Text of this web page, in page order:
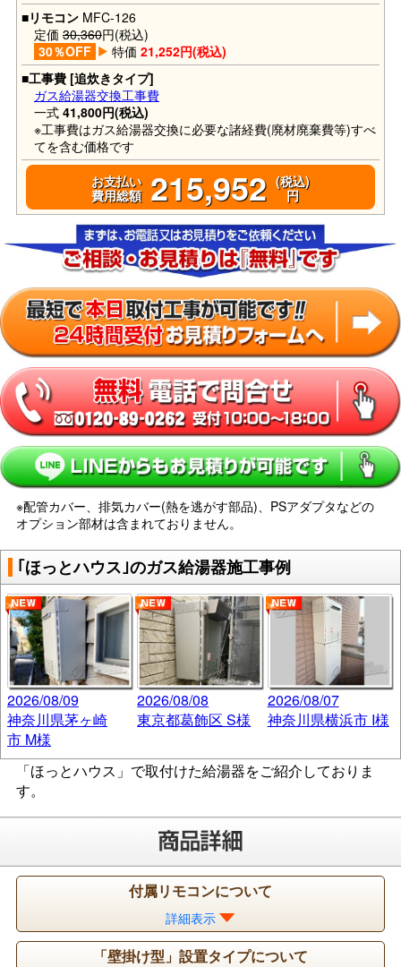
■リモコンMFC-126
定価 30,360円(税込)
30％OFF
特価 21,252円(税込)
■工事費 [追炊きタイプ]
ガス給湯器交換工事費
一式 41,800円(税込)
※工事費はガス給湯器交換に必要な諸経費(廃材廃棄費等)すべ
てを含む価格です
お支払い
費用総額215,952 (税込)
円
※配管カバー、排気カバー(熱を逃がす部品)、PSアダプタなどの
オプション部材は含まれておりません。
｢ほっとハウス｣のガス給湯器施工事例
2026/08/09
神奈川県茅ヶ崎
市 M様
2026/08/08
東京都葛飾区 S様
2026/08/07
神奈川県横浜市 I様
「ほっとハウス」で取付けた給湯器をご紹介しておりま
す。
付属リモコンについて
詳細表示
「壁掛け型」設置タイプについて